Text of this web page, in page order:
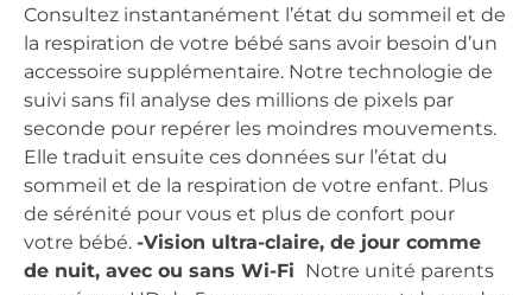
Consultez instantanément l’état du sommeil et de
la respiration de votre bébé sans avoir besoin d’un
accessoire supplémentaire. Notre technologie de
suivi sans fil analyse des millions de pixels par
seconde pour repérer les moindres mouvements.
Elle traduit ensuite ces données sur l’état du
sommeil et de la respiration de votre enfant. Plus
de sérénité pour vous et plus de confort pour
votre bébé. -Vision ultra-claire, de jour comme
de nuit, avec ou sans Wi-Fi Notre unité parents